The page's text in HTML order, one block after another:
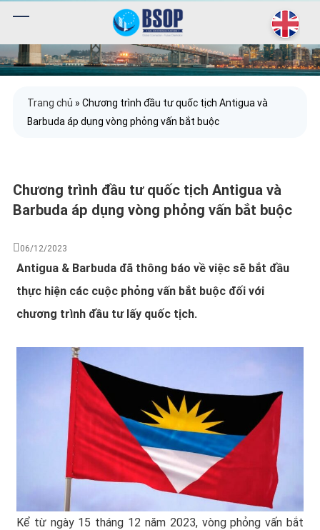
Trang chủ » Chương trình đầu tư quốc tịch Antigua và
Barbuda áp dụng vòng phỏng vấn bắt buộc
Chương trình đầu tư quốc tịch Antigua và
Barbuda áp dụng vòng phỏng vấn bắt buộc
06/12/2023
Antigua & Barbuda đã thông báo về việc sẽ bắt đầu
thực hiện các cuộc phỏng vấn bắt buộc đối với
chương trình đầu tư lấy quốc tịch.
Kể từ ngày 15 tháng 12 năm 2023, vòng phỏng vấn bắt